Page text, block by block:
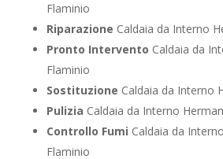
Flaminio
Riparazione Caldaia da Interno
Pronto Intervento Caldaia da
Flaminio
Sostituzione Caldaia da Interno
Pulizia Caldaia da Interno
Controllo Fumi Caldaia da
Flaminio